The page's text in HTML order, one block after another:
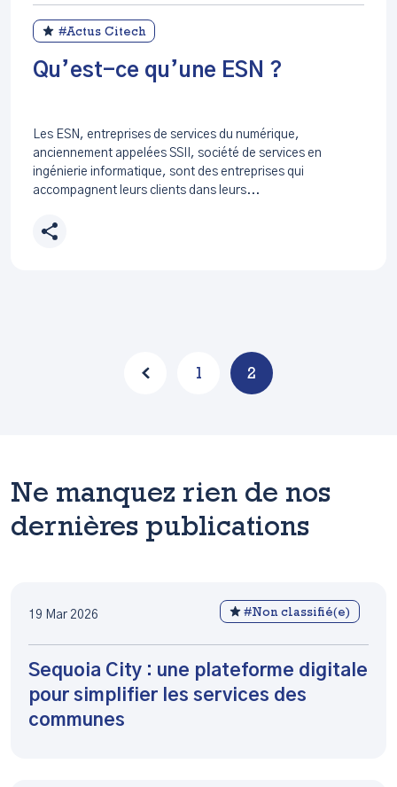
#Actus Citech
Qu’est-ce qu’une ESN ?
Les ESN, entreprises de services du numérique,
anciennement appelées SSII, société de services en
ingénierie informatique, sont des entreprises qui
accompagnent leurs clients dans leurs...
1 2
Ne manquez rien de nos
dernières publications
19 Mar 2026 #Non classifié(e)
Sequoia City : une plateforme digitale
pour simplifier les services des
communes